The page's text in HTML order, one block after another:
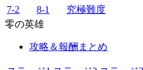
7-2
8-1
究極難度
零の英雄
攻略＆報酬まとめ